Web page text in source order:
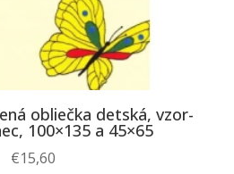
obliečka detská, vzor-
100×135 a 45×65
€15,60